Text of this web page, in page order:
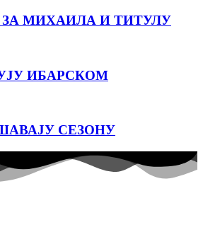
ЗА МИХАИЛА И ТИТУЛУ
ИБАРСКОМ
СЕЗОНУ